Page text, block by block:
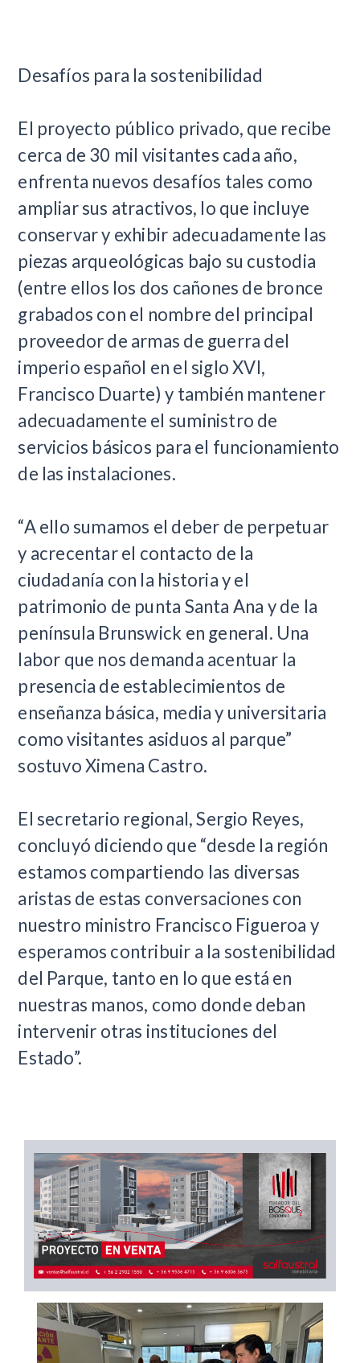
Desafíos para la sostenibilidad
El proyecto público privado, que recibe
cerca de 30 mil visitantes cada año,
enfrenta nuevos desafíos tales como
ampliar sus atractivos, lo que incluye
conservar y exhibir adecuadamente las
piezas arqueológicas bajo su custodia
(entre ellos los dos cañones de bronce
grabados con el nombre del principal
proveedor de armas de guerra del
imperio español en el siglo XVI,
Francisco Duarte) y también mantener
adecuadamente el suministro de
servicios básicos para el funcionamiento
de las instalaciones.
“A ello sumamos el deber de perpetuar
y acrecentar el contacto de la
ciudadanía con la historia y el
patrimonio de punta Santa Ana y de la
península Brunswick en general. Una
labor que nos demanda acentuar la
presencia de establecimientos de
enseñanza básica, media y universitaria
como visitantes asiduos al parque”
sostuvo Ximena Castro.
El secretario regional, Sergio Reyes,
concluyó diciendo que “desde la región
estamos compartiendo las diversas
aristas de estas conversaciones con
nuestro ministro Francisco Figueroa y
esperamos contribuir a la sostenibilidad
del Parque, tanto en lo que está en
nuestras manos, como donde deban
intervenir otras instituciones del
Estado”.